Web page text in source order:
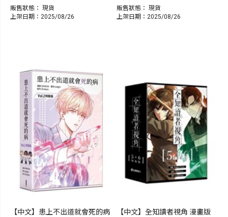
販售狀態： 現貨
上架日期：2025/08/26
販售狀態： 現貨
上架日期：2025/08/26
【中文】患上不出道就會死的病
【中文】全知讀者視角 漫畫版